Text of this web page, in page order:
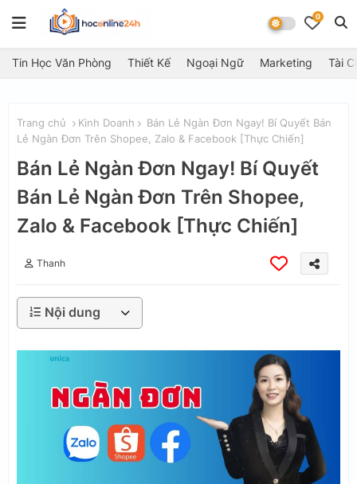
0
Tin Học Văn Phòng Thiết Kế Ngoại Ngữ Marketing Tài
Trang chủ Kinh Doanh
Bán Lẻ Ngàn Đơn Ngay! Bí Quyết Bán
Lẻ Ngàn Đơn Trên Shopee, Zalo & Facebook [Thực Chiến]
Bán Lẻ Ngàn Đơn Ngay! Bí Quyết
Bán Lẻ Ngàn Đơn Trên Shopee,
Zalo & Facebook [Thực Chiến]
Thanh
Nội dung